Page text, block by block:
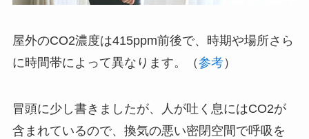
屋外のCO2濃度は415ppm前後で、時期や場所さら
に時間帯によって異なります。（参考）
冒頭に少し書きましたが、人が吐く息にはCO2が
含まれているので、換気の悪い密閉空間で呼吸を